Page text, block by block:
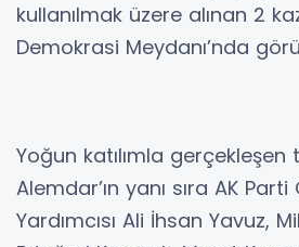
kullanılmak üzere alınan 2
Demokrasi Meydanı’nda
Yoğun katılımla gerçekleşen
Alemdar’ın yanı sıra AK
Yardımcısı Ali İhsan Yavuz,